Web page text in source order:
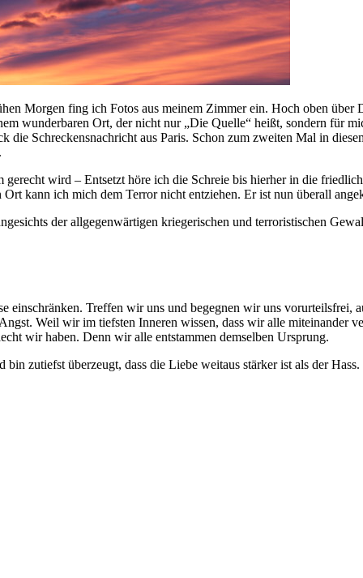
Morgen fing ich Fotos aus meinem Zimmer ein. Hoch oben über
wunderbaren Ort, der nicht nur „Die Quelle“ heißt, sondern für
Schreckensnachricht aus Paris. Schon zum zweiten Mal in
wird – Entsetzt höre ich die Schreie bis hierher in die
kann ich mich dem Terror nicht entziehen. Er ist nun überall
der allgegenwärtigen kriegerischen und terroristischen
einschränken. Treffen wir uns und begegnen wir uns vorurteilsfrei,
Weil wir im tiefsten Inneren wissen, dass wir alle miteinander
wir haben. Denn wir alle entstammen demselben Ursprung.
zutiefst überzeugt, dass die Liebe weitaus stärker ist als der Hass.